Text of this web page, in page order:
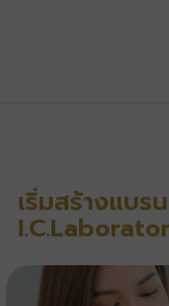
เริ่มสร้างแบ